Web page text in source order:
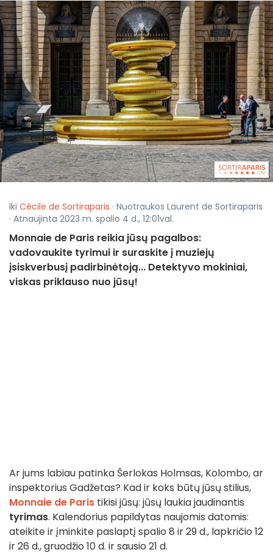
Iki Cécile de Sortiraparis · Nuotraukos Laurent de Sortiraparis
· Atnaujinta 2023 m. spalio 4 d., 12:01val.
Monnaie de Paris reikia jūsų pagalbos:
vadovaukite tyrimui ir suraskite į muziejų
įsiskverbusį padirbinėtoją... Detektyvo mokiniai,
viskas priklauso nuo jūsų!
Ar jums labiau patinka Šerlokas Holmsas, Kolombo, ar
inspektorius Gadžetas? Kad ir koks būtų jūsų stilius,
Monnaie de Paris tikisi jūsų: jūsų laukia jaudinantis
tyrimas. Kalendorius papildytas naujomis datomis:
ateikite ir įminkite paslaptį spalio 8 ir 29 d., lapkričio 12
ir 26 d., gruodžio 10 d. ir sausio 21 d.